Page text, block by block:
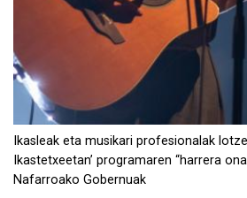
Ikasleak eta musikari profesionalak
Ikastetxeetan’ programaren “harrera
Nafarroako Gobernuak